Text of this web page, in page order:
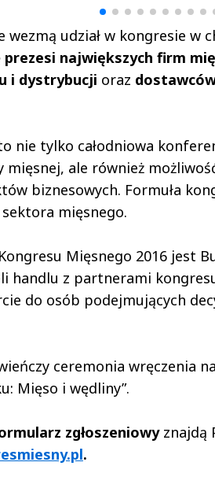
wezmą udział w kongresie w
prezesi największych firm
i dystrybucji oraz
nie tylko całodniowa
ale również
biznesowych. Formuła
mięsnego.
Mięsnego 2016 jest
handlu z partnerami
do osób podejmujących
ceremonia wręczenia
Mięso i wędliny”.
zgłoszeniowyznajdą
.